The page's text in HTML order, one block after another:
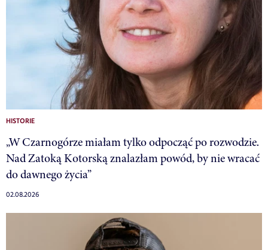
HISTORIE
„W Czarnogórze miałam tylko odpocząć po rozwodzie.
Nad Zatoką Kotorską znalazłam powód, by nie wracać
do dawnego życia”
02.08.2026